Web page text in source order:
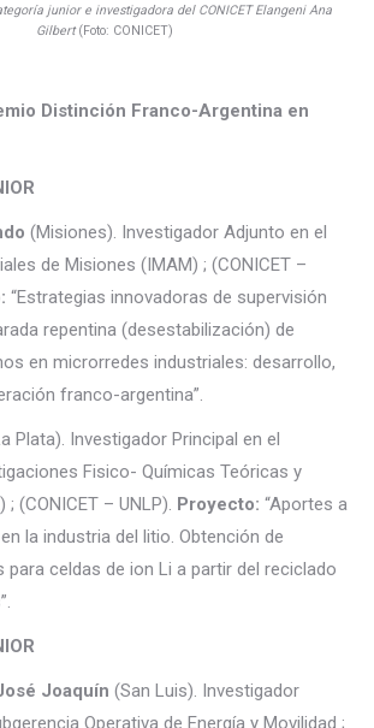
junior e investigadora del CONICET Elangeni Ana
Gilbert(Foto: CONICET)
Distinción Franco-Argentina en
(Misiones). Investigador Adjunto en el
de Misiones (IMAM) ; (CONICET –
“Estrategias innovadoras de supervisión
repentina (desestabilización) de
en microrredes industriales: desarrollo,
franco-argentina”.
Plata). Investigador Principal en el
Fisico- Químicas Teóricas y
(CONICET – UNLP). Proyecto: “Aportes a
la industria del litio. Obtención de
celdas de ion Li a partir del reciclado
Joaquín (San Luis). Investigador
Operativa de Energía y Movilidad ;